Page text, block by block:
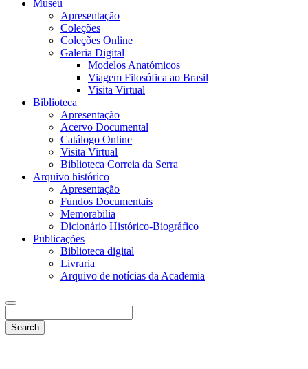
Museu
Apresentação
Coleções
Coleções Online
Galeria Digital
Modelos Anatómicos
Viagem Filosófica ao Brasil
Visita Virtual
Biblioteca
Apresentação
Acervo Documental
Catálogo Online
Visita Virtual
Biblioteca Correia da Serra
Arquivo histórico
Apresentação
Fundos Documentais
Memorabilia
Dicionário Histórico-Biográfico
Publicações
Biblioteca digital
Livraria
Arquivo de notícias da Academia